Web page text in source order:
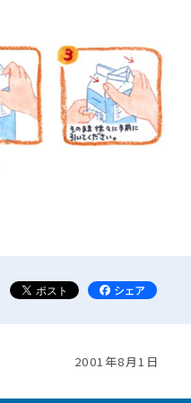
2001年8月1日